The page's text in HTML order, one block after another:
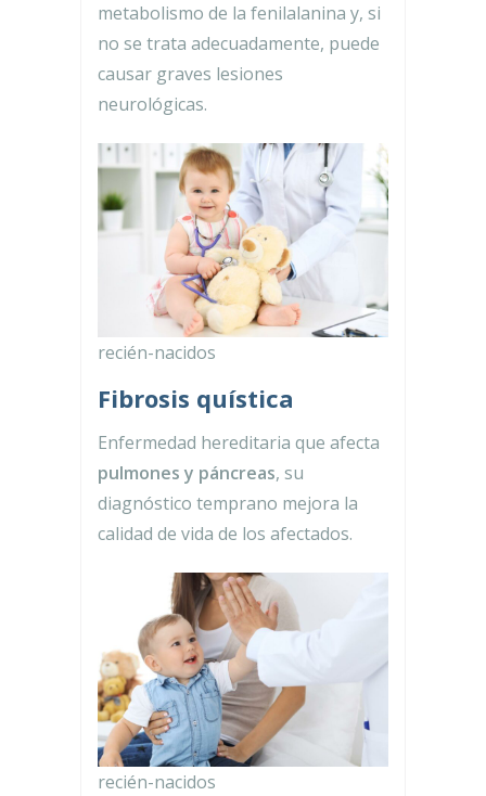
metabolismo de la fenilalanina y, si
no se trata adecuadamente, puede
causar graves lesiones
neurológicas.
recién-nacidos
Fibrosis quística
Enfermedad hereditaria que afecta
pulmones y páncreas, su
diagnóstico temprano mejora la
calidad de vida de los afectados.
recién-nacidos